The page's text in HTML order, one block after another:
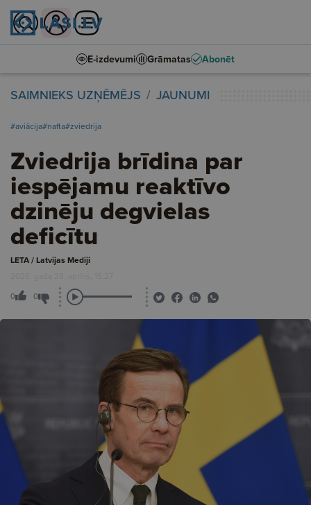
E-izdevumi Grāmatas Abonēt
SAIMNIEKS UZŅĒMĒJS JAUNUMI
#aviācija#nafta#zviedrija
Zviedrija brīdina par
iespējamu reaktīvo
dzinēju degvielas
deficītu
LETA / Latvijas Mediji
2026. gada 28. aprīlis, 15:27
0 0